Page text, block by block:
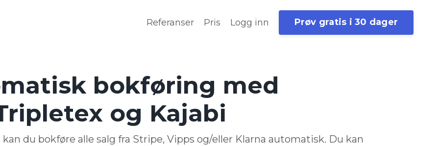
Referanser Pris Logg inn Prøv gratis i 30 dager
bokføring med
og Kajabi
du bokføre alle salg fra Stripe, Vipps og/eller Klarna automatisk. Du kan